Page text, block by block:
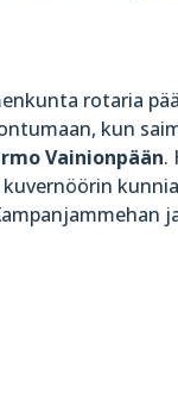
rotaria
kun
Vainionpään.